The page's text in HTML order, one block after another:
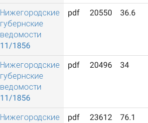
Нижегородские
губернские
ведомости
11/1856
pdf 20550 36.6
Нижегородские
губернские
ведомости
11/1856
pdf 20496 34
Нижегородские
pdf 23612 76.1